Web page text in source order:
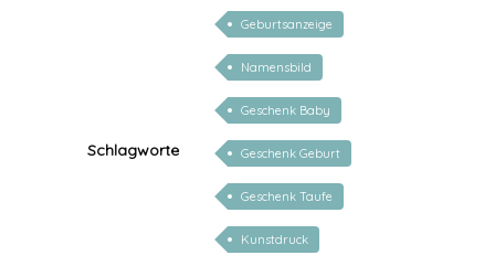
Schlagworte
Geburtsanzeige
Namensbild
Geschenk Baby
Geschenk Geburt
Geschenk Taufe
Kunstdruck